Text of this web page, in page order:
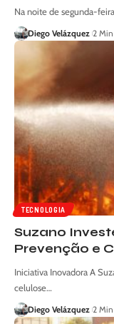
Na noite de segunda-
Diego Velázquez 2
TECNOLOGIA
Suzano
Prevenção e
Iniciativa Inovadora A
celulose…
Diego Velázquez 2